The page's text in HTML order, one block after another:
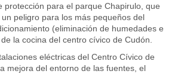
protección para el parque Chapirulo, que
peligro para los más pequeños del
(eliminación de humedades e
la cocina del centro cívico de Cudón.
eléctricas del Centro Cívico de
mejora del entorno de las fuentes, el